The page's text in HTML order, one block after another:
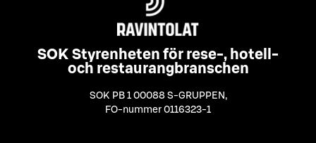
SOK Styrenheten för rese-, hotell-
och restaurangbranschen
SOK PB 1 00088 S-GRUPPEN ,
FO-nummer 0116323-1